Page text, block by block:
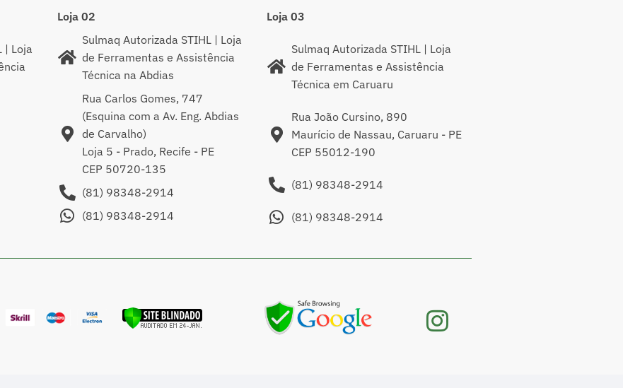
| Loja
Loja 02
Sulmaq Autorizada STIHL | Loja
de Ferramentas e Assistência
Técnica na Abdias
Rua Carlos Gomes, 747
(Esquina com a Av. Eng. Abdias
de Carvalho)
Loja 5 - Prado, Recife - PE
CEP 50720-135
(81) 98348-2914
(81) 98348-2914
Loja 03
Sulmaq Autorizada STIHL | Loja
de Ferramentas e Assistência
Técnica em Caruaru
Rua João Cursino, 890
Maurício de Nassau, Caruaru - PE
CEP 55012-190
(81) 98348-2914
(81) 98348-2914